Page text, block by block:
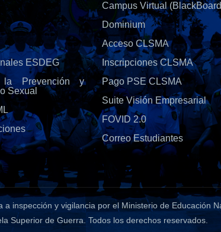
ESDEG
la Prevención y
Sexual
Campus Virtual
Dominium
Acceso CLSMA
Inscripciones CLSMA
Pago PSE CLSMA
Suite Visión Empresarial
FOVID 2.0
Correo Estudiantes
a inspección y vigilancia por el Ministerio de Educación
Superior de Guerra. Todos los derechos reservados.